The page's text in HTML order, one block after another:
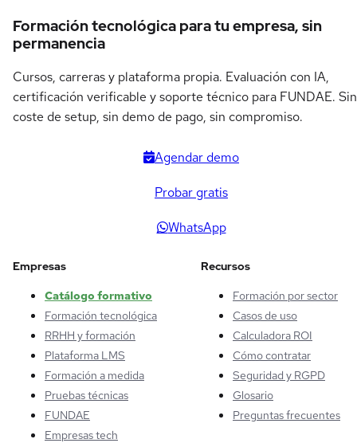
Formación tecnológica para tu empresa, sin
permanencia
Cursos, carreras y plataforma propia. Evaluación con IA,
certificación verificable y soporte técnico para FUNDAE. Sin
coste de setup, sin demo de pago, sin compromiso.
Agendar demo
Probar gratis
WhatsApp
Empresas
Catálogo formativo
Formación tecnológica
RRHH y formación
Plataforma LMS
Formación a medida
Pruebas técnicas
FUNDAE
Empresas tech
Recursos
Formación por sector
Casos de uso
Calculadora ROI
Cómo contratar
Seguridad y RGPD
Glosario
Preguntas frecuentes